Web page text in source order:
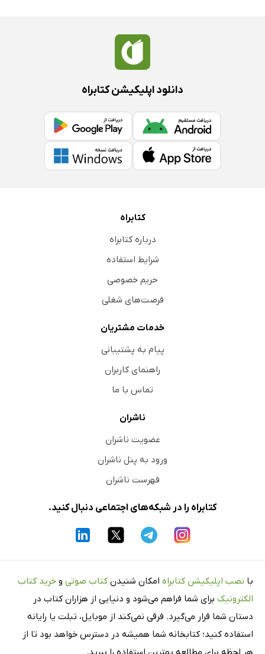
دانلود اپلیکیشن کتابراه
کتابراه
درباره کتابراه
شرایط استفاده
حریم خصوصی
فرصت‌های شغلی
خدمات مشتریان
پیام به پشتیبانی
راهنمای کاربران
تماس با ما
ناشران
عضویت ناشران
ورود به پنل ناشران
فهرست ناشران
کتابراه را در شبکه‌های اجتماعی دنبال کنید.
با نصب اپلیکیشن کتابراه امکان شنیدن کتاب صوتی و خرید کتاب
الکترونیک برای شما فراهم می‌شود و دنیایی از هزاران کتاب در
دستان شما قرار می‌گیرد. فرقی نمی‌کند از موبایل، تبلت یا رایانه
استفاده کنید؛ کتابخانه شما همیشه در دسترس خواهد بود تا از